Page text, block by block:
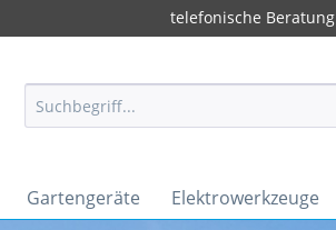
telefonische Beratung
Gartengeräte Elektrowerkzeuge